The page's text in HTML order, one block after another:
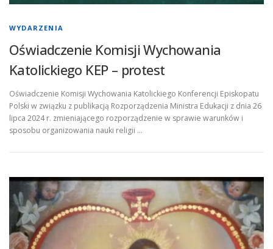
WYDARZENIA
Oświadczenie Komisji Wychowania
Katolickiego KEP – protest
Oświadczenie Komisji Wychowania Katolickiego Konferencji Episkopatu
Polski w związku z publikacją Rozporządzenia Ministra Edukacji z dnia 26
lipca 2024 r. zmieniającego rozporządzenie w sprawie warunków i
sposobu organizowania nauki religii …